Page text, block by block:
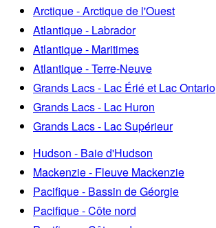
Arctique - Arctique de l'Ouest
Atlantique - Labrador
Atlantique - Maritimes
Atlantique - Terre-Neuve
Grands Lacs - Lac Érié et Lac Ontario
Grands Lacs - Lac Huron
Grands Lacs - Lac Supérieur
Hudson - Baie d'Hudson
Mackenzie - Fleuve Mackenzie
Pacifique - Bassin de Géorgie
Pacifique - Côte nord